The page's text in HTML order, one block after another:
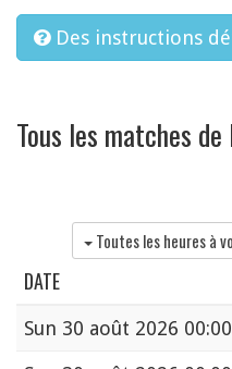
Des instructions
Tous les matches
Toutes les heures à
DATE
Sun 30 août 2026 00:00